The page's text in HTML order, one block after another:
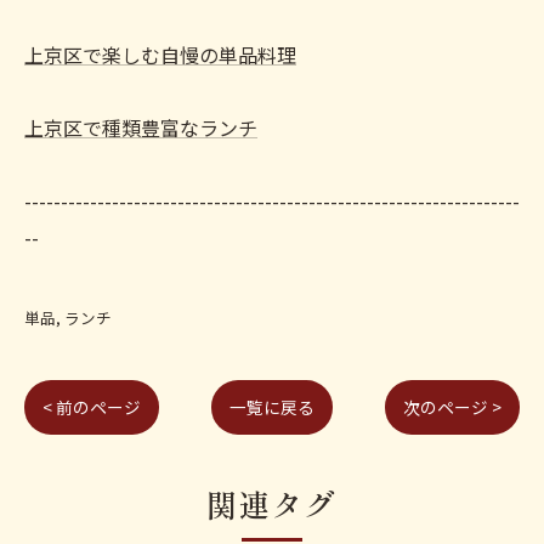
上京区で楽しむ自慢の単品料理
上京区で種類豊富なランチ
--------------------------------------------------------------------
--
単品 ランチ
< 前のページ 一覧に戻る 次のページ >
関連タグ